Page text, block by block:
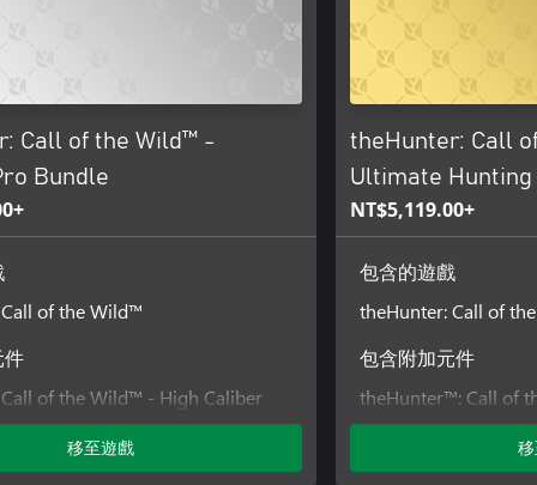
Call of the Wild™ -
Bundle
of the Wild™
件
of the Wild™ - High Caliber
Call of the Wild™ - Bloodhound
移至遊戲
theHunter: Call
Ultimate Hunting
NT$5,119.00+
包含的遊戲
theHunter: Call of
包含附加元件
theHunter™: Call of
Tripod Pack
theHunter Call of